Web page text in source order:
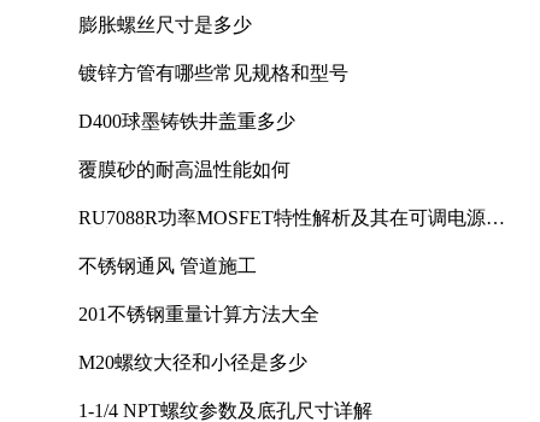
膨胀螺丝尺寸是多少
镀锌方管有哪些常见规格和型号
D400球墨铸铁井盖重多少
覆膜砂的耐高温性能如何
RU7088R功率MOSFET特性解析及其在可调电源设
不锈钢通风 管道施工
201不锈钢重量计算方法大全
M20螺纹大径和小径是多少
1-1/4 NPT螺纹参数及底孔尺寸详解